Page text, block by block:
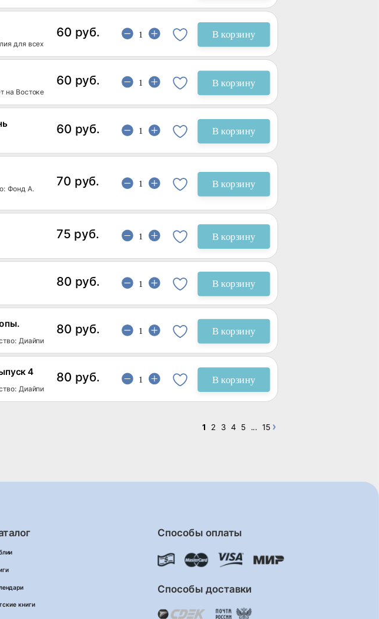
для всех
60 руб. В корзину
на Востоке
60 руб. В корзину
60 руб. В корзину
Фонд А.
70 руб. В корзину
75 руб. В корзину
80 руб. В корзину
Диайпи
80 руб. В корзину
4
Диайпи
80 руб. В корзину
1 2 3 4 5 ... 15
книги
Способы оплаты
Способы доставки